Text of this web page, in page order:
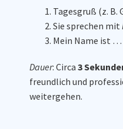
Tagesgruß (z. B.
Sie sprechen mit
Mein Name ist …
Dauer: Circa 3
freundlich und
weitergehen.